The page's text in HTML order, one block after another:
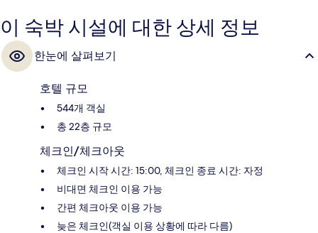
이 숙박 시설에 대한 상세 정보
한눈에 살펴보기
호텔 규모
544개 객실
총 22층 규모
체크인/체크아웃
체크인 시작 시간: 15:00, 체크인 종료 시간: 자정
비대면 체크인 이용 가능
간편 체크아웃 이용 가능
늦은 체크인(객실 이용 상황에 따라 다름)